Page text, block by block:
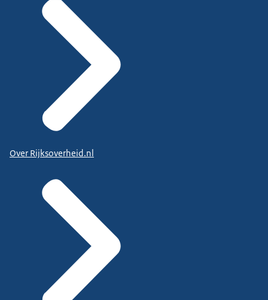
Over Rijksoverheid.nl